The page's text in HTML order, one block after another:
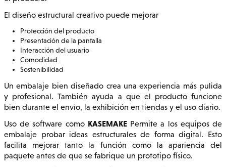
El diseño estructural creativo puede mejorar
Protección del producto
Presentación de la pantalla
Interacción del usuario
Comodidad
Sostenibilidad
Un embalaje bien diseñado crea una experiencia más pulida
y profesional. También ayuda a que el producto funcione
bien durante el envío, la exhibición en tiendas y el uso diario.
Uso de software como KASEMAKEPermite a los equipos de
embalaje probar ideas estructurales de forma digital. Esto
facilita mejorar tanto la función como la apariencia del
paquete antes de que se fabrique un prototipo físico.